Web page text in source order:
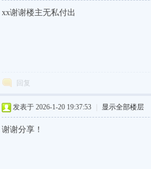
xx谢谢楼主无私付出
回复
发表于 2026-1-20 19:37:53 显示全部楼层
谢谢分享！